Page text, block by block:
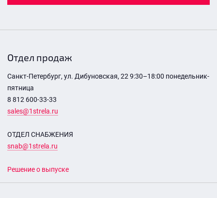
Отдел продаж
Санкт-Петербург, ул. Дибуновская, 22 9:30–18:00 понедельник-
пятница
8 812 600-33-33
sales@1strela.ru
ОТДЕЛ СНАБЖЕНИЯ
snab@1strela.ru
Решение о выпуске